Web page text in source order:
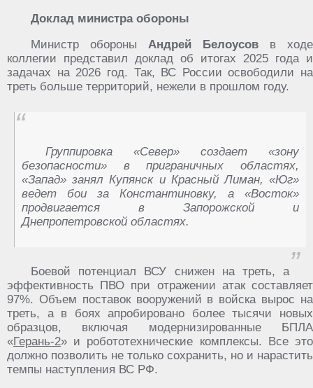
Доклад министра обороны
Министр обороны Андрей Белоусов в ходе
коллегии представил доклад об итогах 2025 года и
задачах на 2026 год. Так, ВС России освободили на
треть больше территорий, нежели в прошлом году.
Группировка «Север» создает «зону
безопасности» в приграничных областях,
«Запад» занял Купянск и Красный Лиман, «Юг»
ведет бои за Константиновку, а «Восток»
продвигается в Запорожской и
Днепропетровской областях.
Боевой потенциал ВСУ снижен на треть, а
эффективность ПВО при отражении атак составляет
97%. Объем поставок вооружений в войска вырос на
треть, а в боях апробировано более тысячи новых
образцов, включая модернизированные БПЛА
«Герань-2» и робототехнические комплексы. Все это
должно позволить не только сохранить, но и нарастить
темпы наступления ВС РФ.